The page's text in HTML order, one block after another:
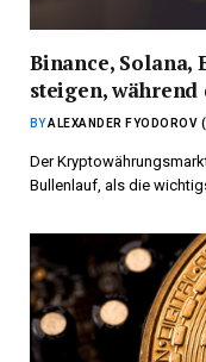
Binance, Solana,
steigen,
BYALEXANDER FYODOROV
Der
Bullenlauf, als die